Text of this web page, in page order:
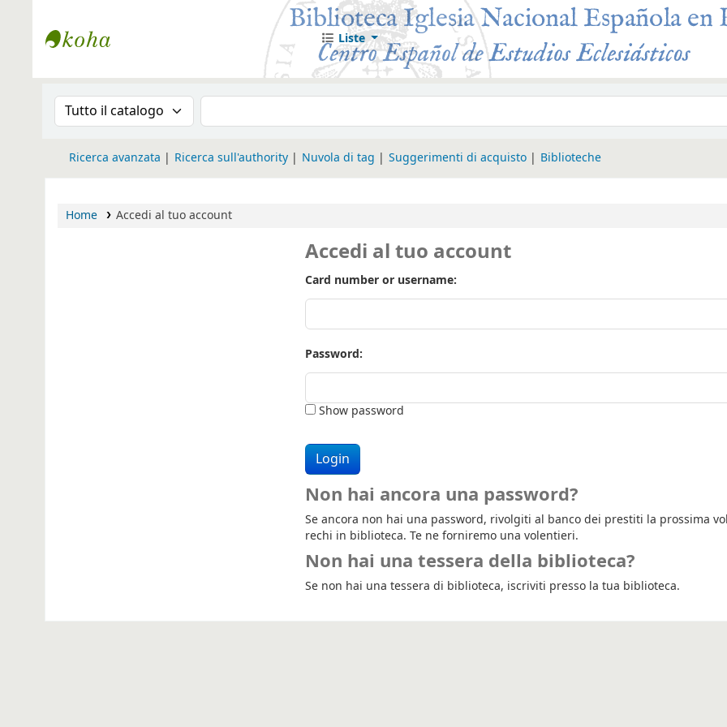
Biblioteca Iglesia Nacional Española en Roma
Liste
Cronologia della ricercaSearch the catalog
Ricerca avanzata Ricerca sull'authority Nuvola di tag Suggerimenti di acquisto Biblioteche
Home Accedi al tuo account
Accedi al tuo account
Card number or username:
Password:
Show password
Non hai ancora una password?
Se ancora non hai una password, rivolgiti al banco dei prestiti la prossima
rechi in biblioteca. Te ne forniremo una volentieri.
Non hai una tessera della biblioteca?
Se non hai una tessera di biblioteca, iscriviti presso la tua biblioteca.